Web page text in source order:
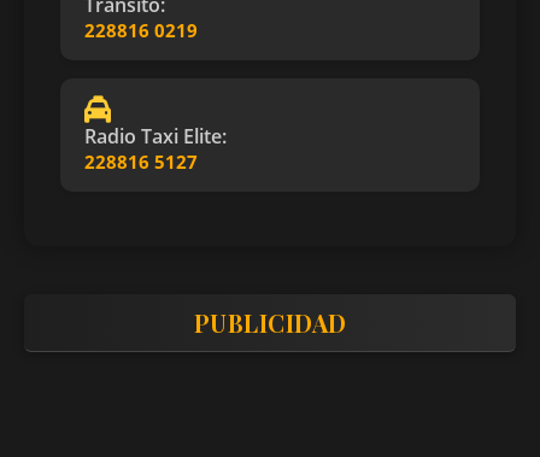
228816 0219
Radio Taxi Elite:
228816 5127
PUBLICIDAD